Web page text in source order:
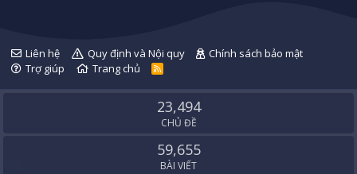
Liên hệ Quy định và Nội quy
Chính sách bảo mật
Trợ giúp
Trang chủ
R
S
23,494
CHỦ ĐỀ
59,655
BÀI VIẾT